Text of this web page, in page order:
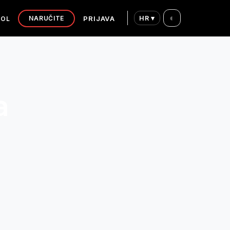
NARUČITE PRIJAVA HR ▾ ◐